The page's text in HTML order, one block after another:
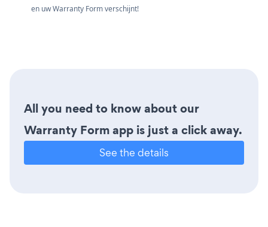
en uw Warranty Form verschijnt!
All you need to know about our
Warranty Form app is just a click away.
See the details